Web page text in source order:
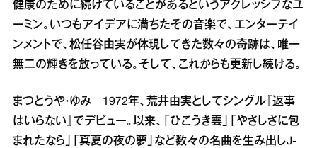
健康のために続けていることがあるというアグレッシブなユ
ーミン。いつもアイデアに満ちたその音楽で、エンターテイ
ンメントで、松任谷由実が体現してきた数々の奇跡は、唯一
無二の輝きを放っている。そして、これからも更新し続ける。
まつとうや・ゆみ 1972年、荒井由実としてシングル『返事
はいらない』でデビュー。以来、「ひこうき雲」「やさしさに包
まれたなら」「真夏の夜の夢」など数々の名曲を生み出しJ‐